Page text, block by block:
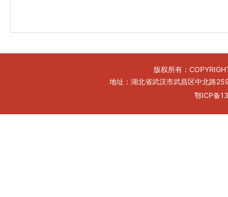
版权所有：
地址：湖北省武汉市武昌区中北
鄂ICP备